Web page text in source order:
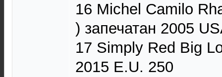
16 Michel Camilo
) запечатан 2005
17 Simply Red Big
2015 E.U. 250